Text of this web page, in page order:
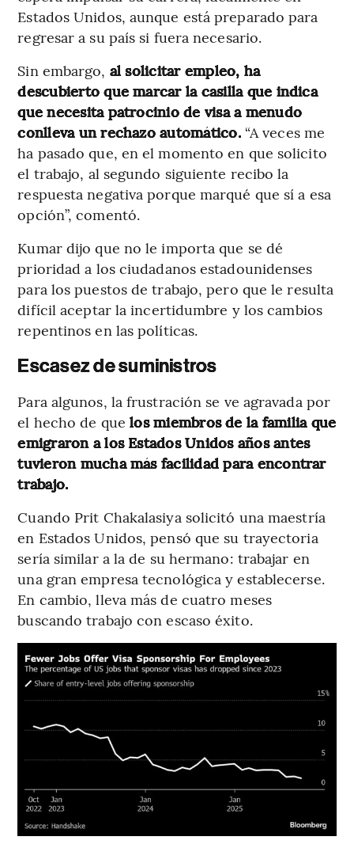
Estados Unidos, aunque está preparado para
regresar a su país si fuera necesario.
Sin embargo, al solicitar empleo, ha
descubierto que marcar la casilla que indica
que necesita patrocinio de visa a menudo
conlleva un rechazo automático.“A veces me
ha pasado que, en el momento en que solicito
el trabajo, al segundo siguiente recibo la
respuesta negativa porque marqué que sí a esa
opción”, comentó.
Kumar dijo que no le importa que se dé
prioridad a los ciudadanos estadounidenses
para los puestos de trabajo, pero que le resulta
difícil aceptar la incertidumbre y los cambios
repentinos en las políticas.
Escasez de suministros
Para algunos, la frustración se ve agravada por
el hecho de que los miembros de la familia que
emigraron a los Estados Unidos años antes
tuvieron mucha más facilidad para encontrar
trabajo.
Cuando Prit Chakalasiya solicitó una maestría
en Estados Unidos, pensó que su trayectoria
sería similar a la de su hermano: trabajar en
una gran empresa tecnológica y establecerse.
En cambio, lleva más de cuatro meses
buscando trabajo con escaso éxito.